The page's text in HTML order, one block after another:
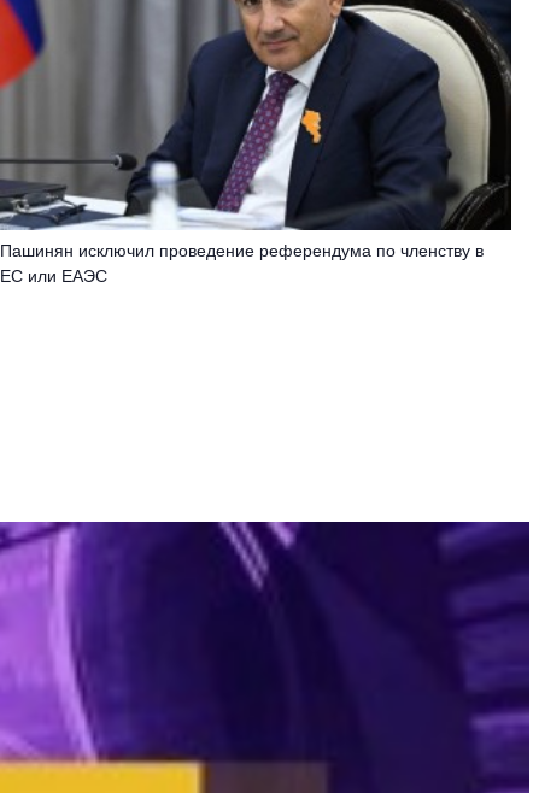
Пашинян исключил проведение референдума по членству в
ЕС или ЕАЭС